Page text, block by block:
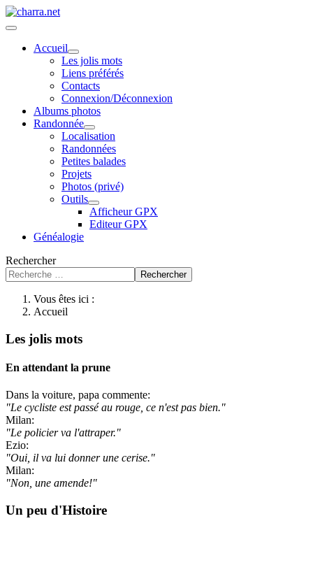
Accueil
Les jolis mots
Liens préférés
Contacts
Connexion/Déconnexion
Albums photos
Randonnée
Localisation
Randonnées
Petites balades
Projets
Photos (privé)
Outils
Afficheur GPX
Editeur GPX
Généalogie
Rechercher
Rechercher
Vous êtes ici :
Accueil
Les jolis mots
En attendant la prune
Dans la voiture, papa commente:
"Le cycliste est passé au rouge, ce n'est pas bien."
Milan:
"Le policier va l'attraper."
Ezio:
"Oui, il va lui donner une cerise."
Milan:
"Non, une amende!"
Un peu d'Histoire